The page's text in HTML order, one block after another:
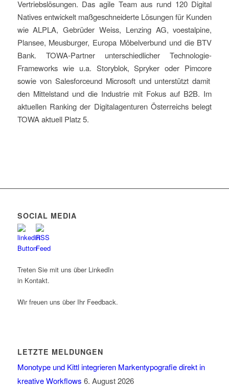
Vertriebslösungen. Das agile Team aus rund 120 Digital
Natives entwickelt maßgeschneiderte Lösungen für Kunden
wie ALPLA, Gebrüder Weiss, Lenzing AG,voestalpine,
Plansee, Meusburger, Europa Möbelverbund und die BTV
Bank. TOWA-Partner unterschiedlicherTechnologie-
Frameworkswie u.a. Storyblok,Spryker oder Pimcore
sowie von Salesforceund Microsoft und unterstützt damit
den Mittelstand und die Industrie mit Fokus auf B2B. Im
aktuellen Ranking der Digitalagenturen Österreichs belegt
TOWAaktuell Platz5.
SOCIAL MEDIA
Treten Sie mit uns über LinkedIn
in Kontakt.
Wir freuen uns über Ihr Feedback.
LETZTE MELDUNGEN
Monotype und Kittl integrieren Markentypografie direkt in
kreative Workflows 6. August 2026